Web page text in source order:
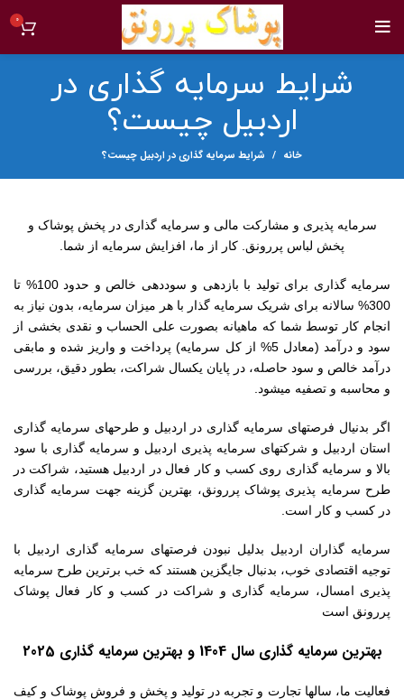
0
شرایط سرمایه گذاری در
اردبیل چیست؟
خانه شرایط سرمایه گذاری در اردبیل چیست؟
سرمایه پذیری و مشارکت مالی و سرمایه گذاری در پخش پوشاک و
پخش لباس پررونق. کار از ما، افزایش سرمایه از شما.
سرمایه گذاری برای تولید با بازدهی و سوددهی خالص و حدود 100% تا
300% سالانه برای شریک سرمایه گذار با هر میزان سرمایه، بدون نیاز به
انجام کار توسط شما که ماهیانه بصورت علی الحساب و نقدی بخشی از
سود و درآمد (معادل 5% از کل سرمایه) پرداخت و واریز شده و مابقی
درآمد خالص و سود حاصله، در پایان یکسال شراکت، بطور دقیق، بررسی
و محاسبه و تصفیه میشود.
اگر بدنیال فرصتهای سرمایه گذاری در اردبیل و طرحهای سرمایه گذاری
استان اردبیل و شرکتهای سرمایه پذیری اردبیل و سرمایه گذاری با سود
بالا و سرمایه گذاری روی کسب و کار فعال در اردبیل هستید، شراکت در
طرح سرمایه پذیری پوشاک پررونق، بهترین گزینه جهت سرمایه گذاری
در کسب و کار است.
سرمایه گذاران اردبیل بدلیل نبودن فرصتهای سرمایه گذاری اردبیل با
توجیه اقتصادی خوب، بدنبال جایگزین هستند که خب برترین طرح سرمایه
پذیری امسال، سرمایه گذاری و شراکت در کسب و کار فعال پوشاک
پررونق است
بهترین سرمایه گذاری سال 1404 و بهترین سرمایه گذاری 2025
فعالیت ما، سالها تجارت و تجربه در تولید و پخش و فروش پوشاک و کیف